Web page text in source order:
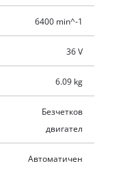
6400 min^-1
36 V
6.09 kg
Безчетков
двигател
Автоматичен